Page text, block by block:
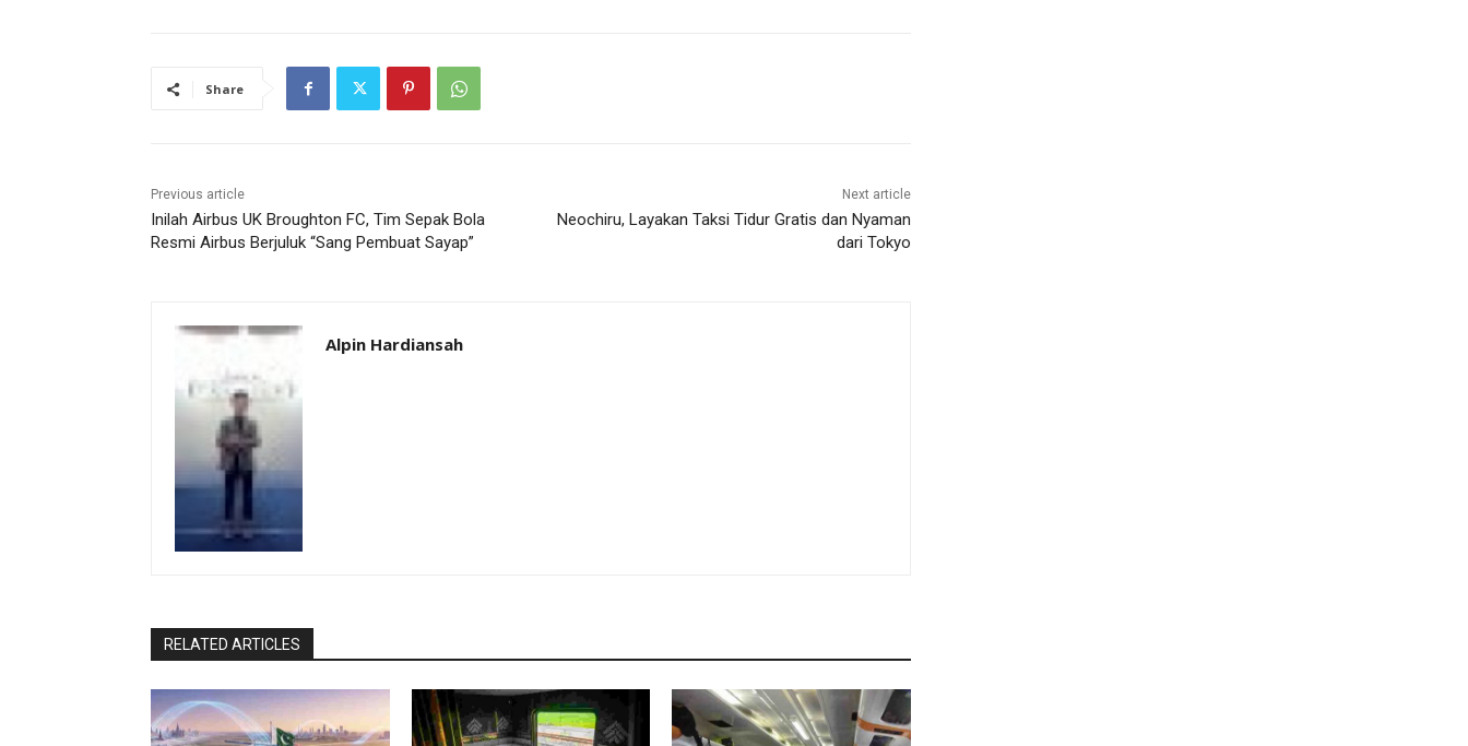
Share
Previous article
Inilah Airbus UK Broughton FC, Tim Sepak Bola
Resmi Airbus Berjuluk “Sang Pembuat Sayap”
Next article
Neochiru, Layakan Taksi Tidur Gratis dan Nyaman
dari Tokyo
Alpin Hardiansah
RELATED ARTICLES